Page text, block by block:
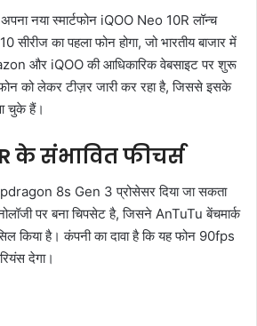
नया स्मार्टफोन iQOO Neo 10R लॉन्च
का पहला फोन होगा, जो भारतीय बाजार में
और iQOO की आधिकारिक वेबसाइट पर शुरू
को लेकर टीज़र जारी कर रहा है, जिससे इसके
चुके हैं।
के संभावित फीचर्स
8s Gen 3 प्रोसेसर दिया जा सकता
पर बना चिपसेट है, जिसने AnTuTu बेंचमार्क
किया है। कंपनी का दावा है कि यह फोन 90fps
देगा।